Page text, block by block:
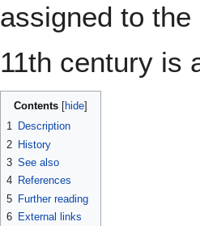
assigned to
11th century is
Contents
1 Description
2 History
3 See also
4 References
5 Further reading
6 External links